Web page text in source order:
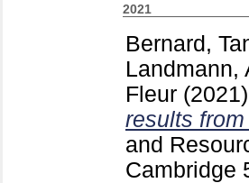
2021
Bernard,
Landmann,
Fleur (2021)
results
and
Cambridge